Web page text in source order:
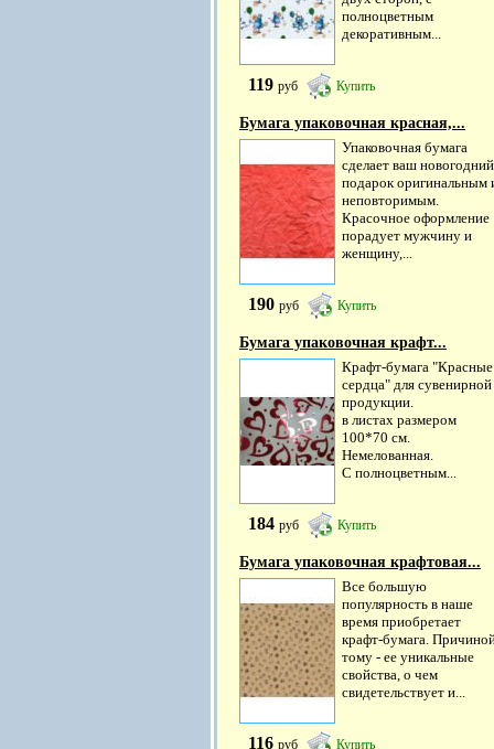
полноцветным
декоративным...
119 руб Купить
Бумага упаковочная красная,...
Упаковочная бумага
сделает ваш новогодний
подарок оригинальным
неповторимым.
Красочное оформление
порадует мужчину и
женщину,...
190 руб Купить
Бумага упаковочная крафт...
Крафт-бумага "Красные
сердца" для сувенирной
продукции.
в листах размером
100*70 см.
Немелованная.
С полноцветным...
184 руб Купить
Бумага упаковочная крафтовая...
Все большую
популярность в наше
время приобретает
крафт-бумага.
тому - ее уникальные
свойства, о чем
свидетельствует и...
116 руб Купить